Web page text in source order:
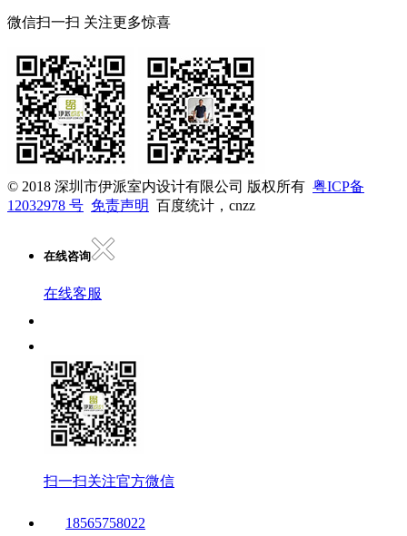
微信扫一扫 关注更多惊喜
© 2018 深圳市伊派室内设计有限公司 版权所有 粤ICP备
12032978 号 免责声明 百度统计，cnzz
在线咨询
在线客服
扫一扫关注官方微信
18565758022